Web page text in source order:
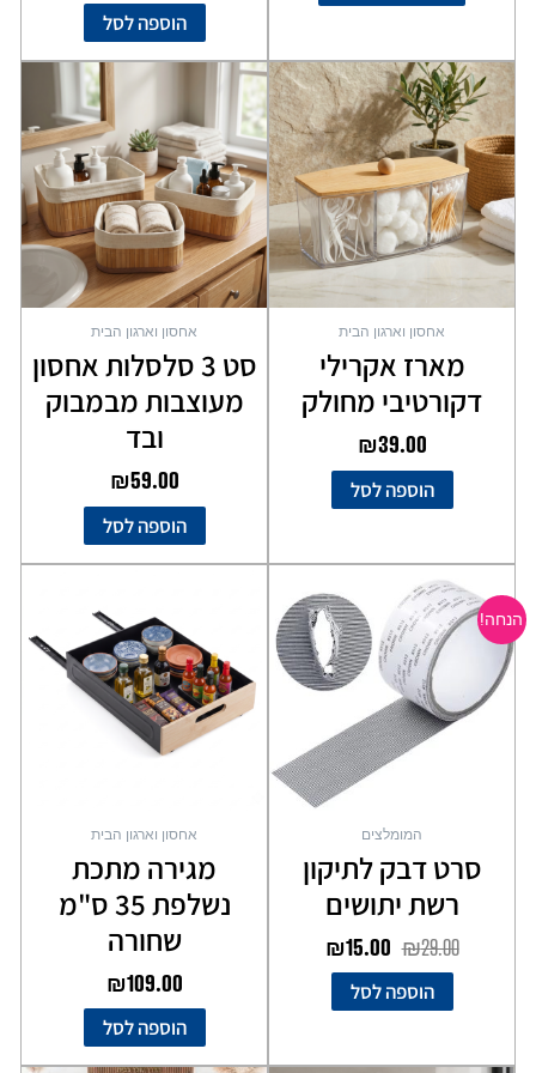
הוספה לסל
אחסון וארגון הבית
מארז אקרילי
דקורטיבי מחולק
₪39.00
הוספה לסל
אחסון וארגון הבית
סט 3 סלסלות אחסון
מעוצבות מבמבוק
ובד
₪59.00
הוספה לסל
הנחה!
המומלצים
סרט דבק לתיקון
רשת יתושים
₪29.00
המקורי
היה:
₪29.00.
₪15.00
הנוכחי
הוא:
₪15.00.
הוספה לסל
אחסון וארגון הבית
מגירה מתכת
נשלפת 35 ס"מ
שחורה
₪109.00
הוספה לסל